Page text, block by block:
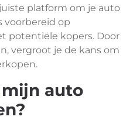
platform om je auto
voorbereid op
potentiële kopers. Door
vergroot je de kans om
auto